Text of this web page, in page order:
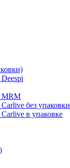
MRM
без упаковки
в упаковке